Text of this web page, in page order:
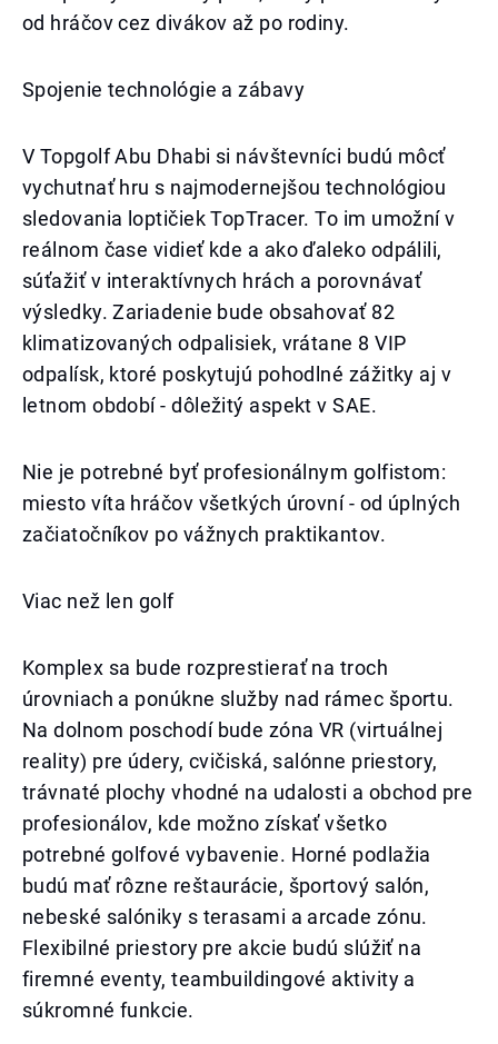
od hráčov cez divákov až po rodiny.
Spojenie technológie a zábavy
V Topgolf Abu Dhabi si návštevníci budú môcť
vychutnať hru s najmodernejšou technológiou
sledovania loptičiek TopTracer. To im umožní v
reálnom čase vidieť kde a ako ďaleko odpálili,
súťažiť v interaktívnych hrách a porovnávať
výsledky. Zariadenie bude obsahovať 82
klimatizovaných odpalisiek, vrátane 8 VIP
odpalísk, ktoré poskytujú pohodlné zážitky aj v
letnom období - dôležitý aspekt v SAE.
Nie je potrebné byť profesionálnym golfistom:
miesto víta hráčov všetkých úrovní - od úplných
začiatočníkov po vážnych praktikantov.
Viac než len golf
Komplex sa bude rozprestierať na troch
úrovniach a ponúkne služby nad rámec športu.
Na dolnom poschodí bude zóna VR (virtuálnej
reality) pre údery, cvičiská, salónne priestory,
trávnaté plochy vhodné na udalosti a obchod pre
profesionálov, kde možno získať všetko
potrebné golfové vybavenie. Horné podlažia
budú mať rôzne reštaurácie, športový salón,
nebeské salóniky s terasami a arcade zónu.
Flexibilné priestory pre akcie budú slúžiť na
firemné eventy, teambuildingové aktivity a
súkromné funkcie.